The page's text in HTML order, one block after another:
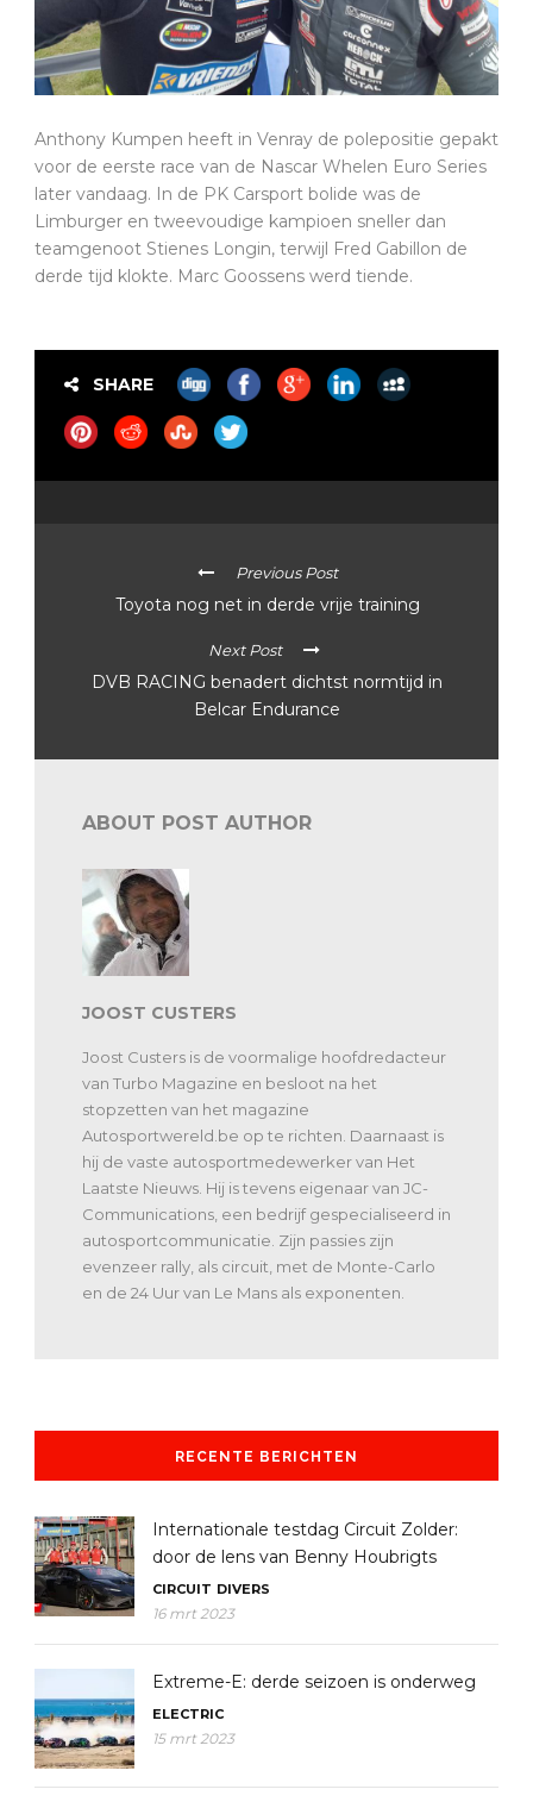
Anthony Kumpen heeft in Venray de polepositie gepakt
voor de eerste race van de Nascar Whelen Euro Series
later vandaag. In de PK Carsport bolide was de
Limburger en tweevoudige kampioen sneller dan
teamgenoot Stienes Longin, terwijl Fred Gabillon de
derde tijd klokte. Marc Goossens werd tiende.
SHARE
Previous Post
Toyota nog net in derde vrije training
Next Post
DVB RACING benadert dichtst normtijd in
Belcar Endurance
ABOUT POST AUTHOR
JOOST CUSTERS
Joost Custers is de voormalige hoofdredacteur
van Turbo Magazine en besloot na het
stopzetten van het magazine
Autosportwereld.be op te richten. Daarnaast is
hij de vaste autosportmedewerker van Het
Laatste Nieuws. Hij is tevens eigenaar van JC-
Communications, een bedrijf gespecialiseerd in
autosportcommunicatie. Zijn passies zijn
evenzeer rally, als circuit, met de Monte-Carlo
en de 24 Uur van Le Mans als exponenten.
RECENTE BERICHTEN
Internationale testdag Circuit Zolder:
door de lens van Benny Houbrigts
CIRCUIT DIVERS
16 mrt 2023
Extreme-E: derde seizoen is onderweg
ELECTRIC
15 mrt 2023